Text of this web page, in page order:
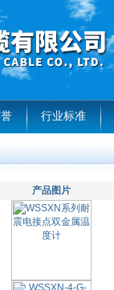
行业标准
产品图片